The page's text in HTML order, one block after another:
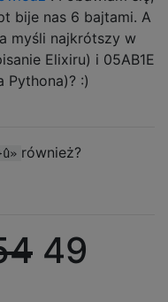
bije nas 6 bajtami. A
myśli najkrótszy w
Elixiru) i 05AB1E
Pythona)? :)
również?
49